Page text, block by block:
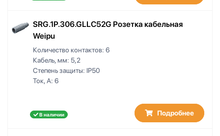
SRG.1P.306.GLLC52G Розетка кабельная
Weipu
Количество контактов:6
Кабель, мм: 5,2
Степень защиты: IP50
Ток, А:6
В наличии Подробнее